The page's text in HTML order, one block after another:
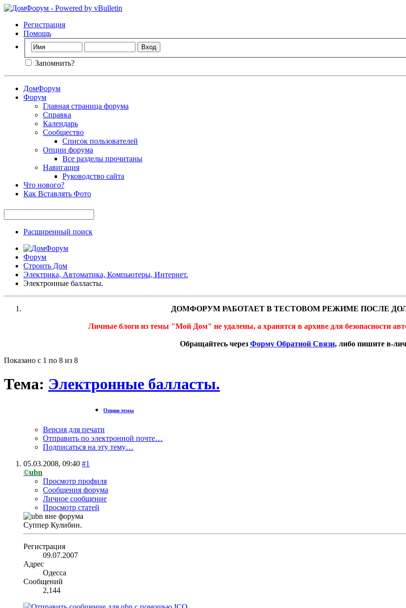
Регистрация
Помощь
Запомнить?
ДомФорум
Форум
Главная страница форума
Справка
Календарь
Сообщество
Список пользователей
Опции форума
Все разделы прочитаны
Навигация
Руководство сайта
Что нового?
Как Вставлять Фото
Расширенный поиск
Форум
Строить Дом
Электрика, Автоматика, Компьютеры, Интернет.
Электронные балласты.
ДОМФОРУМ РАБОТАЕТ В ТЕСТОВОМ РЕЖИМЕ ПОСЛЕ
Личные блоги из темы "Мой Дом" не удалены, а хранятся в архиве для
Обращайтесь через Форму Обратной Связи, либо пишите в-
Показано с 1 по 8 из 8
Тема: Электронные балласты.
Опции темы
Версия для печати
Отправить по электронной почте…
Подписаться на эту тему…
05.03.2008, 09:40 #1
©ubn
Просмотр профиля
Сообщения форума
Личное сообщение
Просмотр статей
Суппер Кулибин.
Регистрация
09.07.2007
Адрес
Одесса
Сообщений
2,144